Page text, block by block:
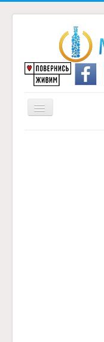
Перемикач
навігації